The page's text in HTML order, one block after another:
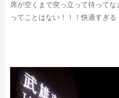
席が空くまで突っ立って待ってな
ってことはない！！！快適すぎる